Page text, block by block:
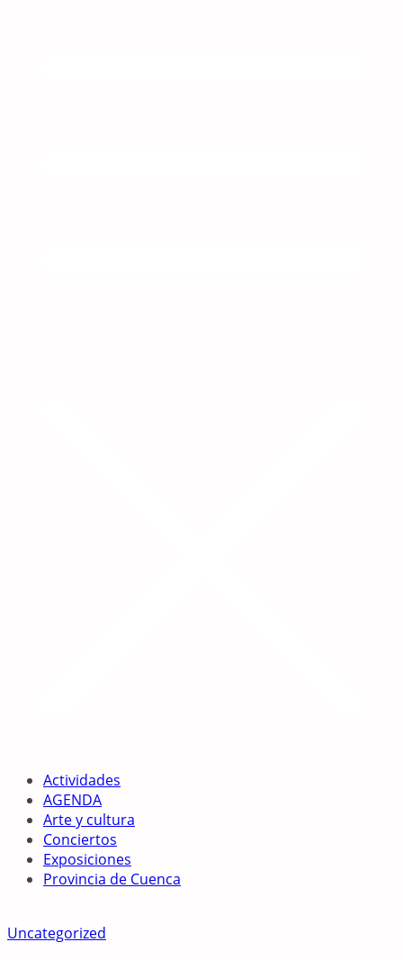
Actividades
AGENDA
Arte y cultura
Conciertos
Exposiciones
Provincia de Cuenca
Uncategorized